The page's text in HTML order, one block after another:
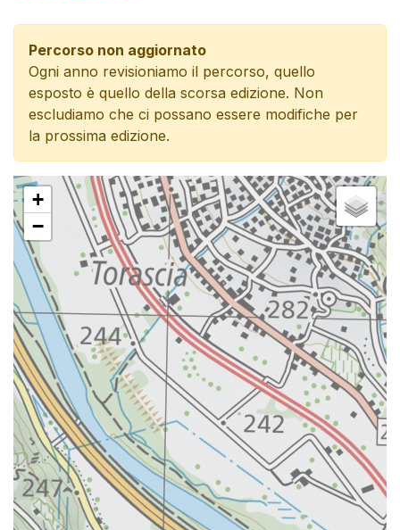
Percorso non aggiornato
Ogni anno revisioniamo il percorso, quello
esposto è quello della scorsa edizione. Non
escludiamo che ci possano essere modifiche per
la prossima edizione.
+
−